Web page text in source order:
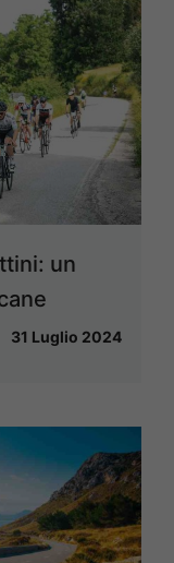
un
31 Luglio 2024